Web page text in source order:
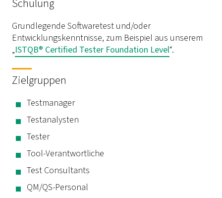
Schulung
Grundlegende Softwaretest und/oder
Entwicklungskenntnisse, zum Beispiel aus unserem
„ISTQB® Certified Tester Foundation Level“.
Zielgruppen
Testmanager
Testanalysten
Tester
Tool-Verantwortliche
Test Consultants
QM/QS-Personal